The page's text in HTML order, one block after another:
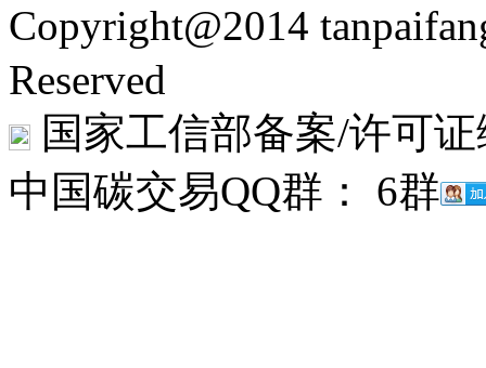
Copyright@2014
Reserved
国家工信部备案/许可
中国碳交易QQ群： 6群